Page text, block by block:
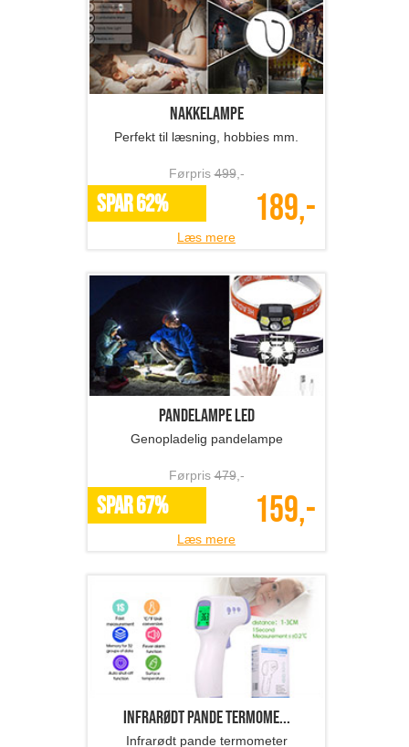
Nakkelampe
Perfekt til læsning, hobbies mm.
Førpris499,-
SPAR 62% 189,-
Læs mere
Pandelampe LED
Genopladelig pandelampe
Førpris479,-
SPAR 67% 159,-
Læs mere
Infrarødt pande termome...
Infrarødt pande termometer